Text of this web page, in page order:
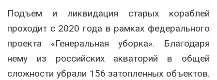
Подъем и ликвидация старых кораблей
проходит с 2020 года в рамках федерального
проекта «Генеральная уборка». Благодаря
нему из российских акваторий в общей
сложности убрали 156 затопленных объектов.